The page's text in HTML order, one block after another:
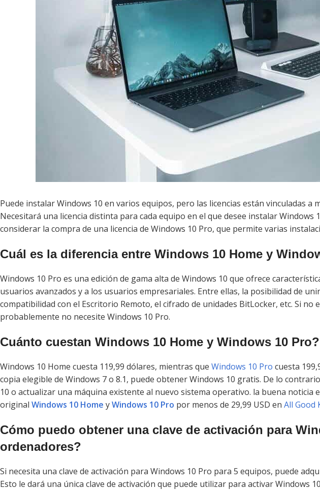
Puede instalar Windows 10 en varios equipos, pero las licencias están vinculadas
Necesitará una licencia distinta para cada equipo en el que desee instalar Windows
considerar la compra de una licencia de Windows 10 Pro, que permite varias
Cuál es la diferencia entre Windows 10 Home y
Windows 10 Pro es una edición de gama alta de Windows 10 que ofrece
usuarios avanzados y a los usuarios empresariales. Entre ellas, la posibilidad de
compatibilidad con el Escritorio Remoto, el cifrado de unidades BitLocker, etc. Si no
probablemente no necesite Windows 10 Pro.
Cuánto cuestan Windows 10 Home y Windows 10 Pro?
Windows 10 Home cuesta 119,99 dólares, mientras que Windows 10 Pro cuesta
copia elegible de Windows 7 o 8.1, puede obtener Windows 10 gratis. De lo
10 o actualizar una máquina existente al nuevo sistema operativo. la buena noticia
original Windows 10 Home yWindows 10 Pro por menos de 29,99 USD en All Good
Cómo puedo obtener una clave de activación para
ordenadores?
Si necesita una clave de activación para Windows 10 Pro para 5 equipos, puede
Esto le dará una única clave de activación que puede utilizar para activar Windows